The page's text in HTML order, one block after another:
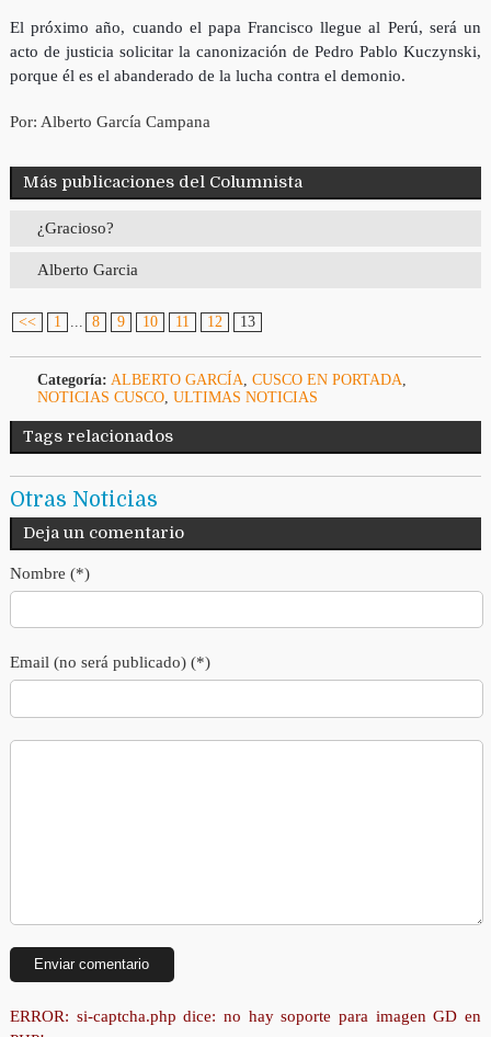
El próximo año, cuando el papa Francisco llegue al Perú, será un
acto de justicia solicitar la canonización de Pedro Pablo Kuczynski,
porque él es el abanderado de la lucha contra el demonio.
Por: Alberto García Campana
Más publicaciones del Columnista
¿Gracioso?
Alberto Garcia
<< 1 ... 8 9 10 11 12 13
Categoría: ALBERTO GARCÍA, CUSCO EN PORTADA,
NOTICIAS CUSCO, ULTIMAS NOTICIAS
Tags relacionados
Otras Noticias
Deja un comentario
Nombre (*)
Email (no será publicado) (*)
ERROR: si-captcha.php dice: no hay soporte para imagen GD en